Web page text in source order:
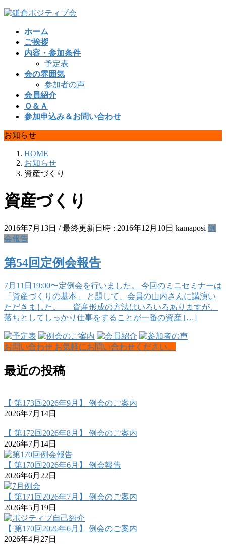
コ
ナ
ホーム
ご挨拶
内容・参加条件
予定表
会の雰囲気
参加者の声
会員紹介
Ｑ＆Ａ
参加申込み＆お問い合わせ
お知らせ
HOME
お知らせ
資産づくり
資産づくり
2016年7月13日 / 最終更新日時 : 2016年12月10日 kamaposi 例
会報告
第54回定例会報告
7月11日19:00〜定例会を行いました。 今回のミニセミナーは
「資産づくりの基本」 と題して、会員の山内さんに講演い
ただきました。 資産形成の方法はいろいろありますが、
落ちとしてしっかり仕事をすることが一番の資産 […]
お問い合わせ お気軽にお問い合わせください。
最近の投稿
【 第173回2026年9月】 例会のご案内
2026年7月14日
【 第172回2026年8月】 例会のご案内
2026年7月14日
【 第170回2026年6月】 例会報告
2026年6月22日
【 第171回2026年7月】 例会のご案内
2026年5月19日
【 第170回2026年6月】 例会のご案内
2026年4月27日